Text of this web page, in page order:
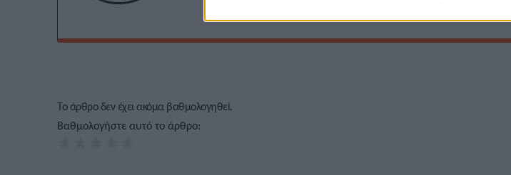
Το άρθρο δεν έχει ακόμα βαθμολογηθεί.
Βαθμολογήστε αυτό το άρθρο: